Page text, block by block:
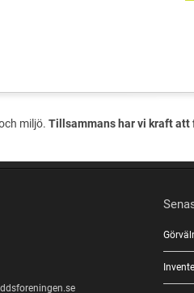
miljö. Tillsammans har vi kraft att